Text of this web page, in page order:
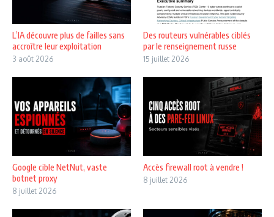
L’IA découvre plus de failles sans
accroître leur exploitation
3 août 2026
Des routeurs vulnérables ciblés
par le renseignement russe
15 juillet 2026
Google cible NetNut, vaste
botnet proxy
8 juillet 2026
Accès firewall root à vendre !
8 juillet 2026